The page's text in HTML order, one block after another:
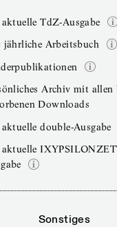
TdZ-Ausgabe
jährliche Arbeitsbuch
Archiv mit allen
Downloads
double-Ausgabe
Sonstiges